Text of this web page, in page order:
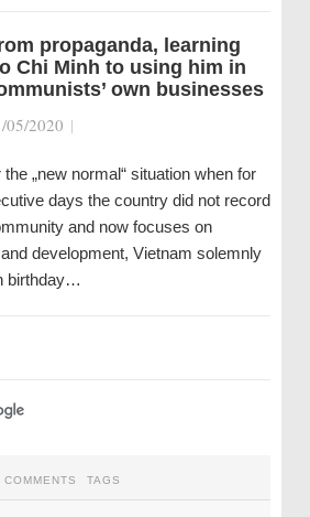
propaganda, learning
Chi Minh to using him in
own businesses
05/2020 |
„new normal“ situation when for
days the country did not record
and now focuses on
development, Vietnam solemnly
birthday…
COMMENTS TAGS